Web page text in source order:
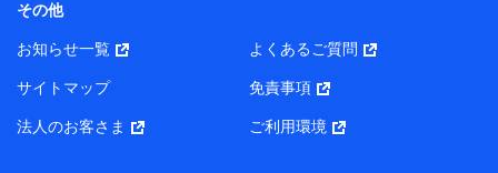
その他
お知らせ一覧 よくあるご質問
サイトマップ 免責事項
法人のお客さま ご利用環境